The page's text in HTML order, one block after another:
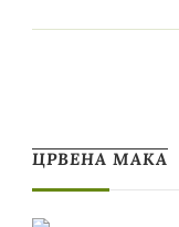
ЦРВЕНА МАКА